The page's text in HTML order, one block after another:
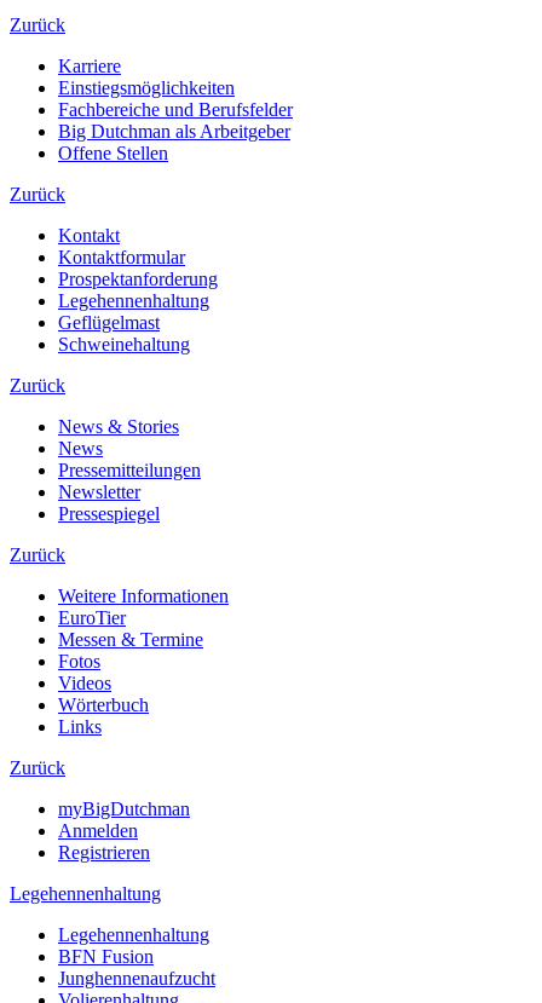
Zurück
Karriere
Einstiegsmöglichkeiten
Fachbereiche und Berufsfelder
Big Dutchman als Arbeitgeber
Offene Stellen
Zurück
Kontakt
Kontaktformular
Prospektanforderung
Legehennenhaltung
Geflügelmast
Schweinehaltung
Zurück
News & Stories
News
Pressemitteilungen
Newsletter
Pressespiegel
Zurück
Weitere Informationen
EuroTier
Messen & Termine
Fotos
Videos
Wörterbuch
Links
Zurück
myBigDutchman
Anmelden
Registrieren
Legehennenhaltung
Legehennenhaltung
BFN Fusion
Junghennenaufzucht